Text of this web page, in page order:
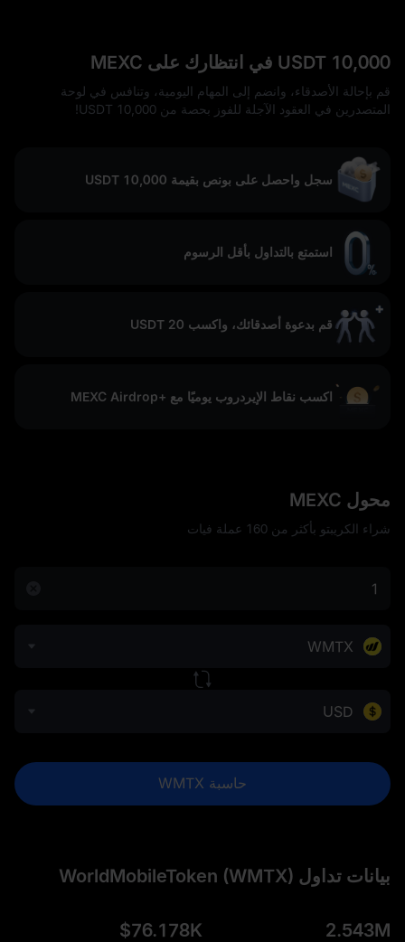
10,000 USDT في انتظارك على MEXC
قم بإحالة الأصدقاء، وانضم إلى المهام اليومية، وتنافس في لوحة
المتصدرين في العقود الآجلة للفوز بحصة من 10,000 USDT!
سجل واحصل على بونص بقيمة 10,000 USDT
استمتع بالتداول بأقل الرسوم
قم بدعوة أصدقائك، واكسب 20 USDT
اكسب نقاط الإيردروب يوميًا مع +MEXC Airdrop
محول MEXC
شراء الكريبتو بأكثر من 160 عملة فيات
WMTX
USD
حاسبة WMTX
بيانات تداول WorldMobileToken (WMTX)
2.543M
$76.178K